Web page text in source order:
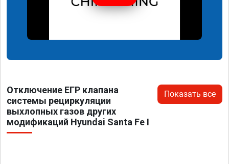
Отключение ЕГР клапана
системы рециркуляции
выхлопных газов других
модификаций Hyundai Santa Fe I
Показать все